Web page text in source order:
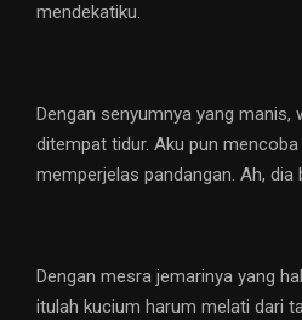
mendekatiku.
Dengan senyumnya yang manis,
ditempat tidur. Aku pun
memperjelas pandangan. Ah, dia
Dengan mesra jemarinya yang
itulah kucium harum melati dari